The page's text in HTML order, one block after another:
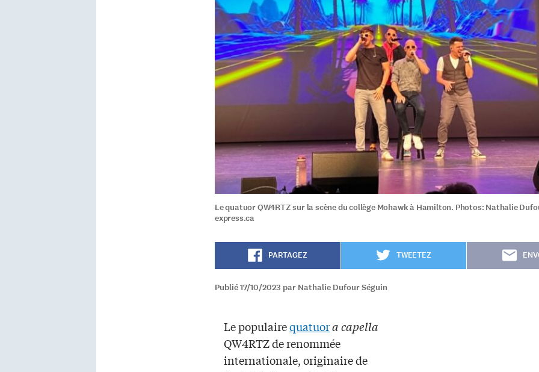
Le quatuor QW4RTZ sur la scène du collège Mohawk à Hamilton. Photos: Nathalie
express.ca
PARTAGEZ TWEETEZ
Publié 17/10/2023 par Nathalie Dufour Séguin
Le populairequatuora capella
QW4RTZ de renommée
internationale, originaire de